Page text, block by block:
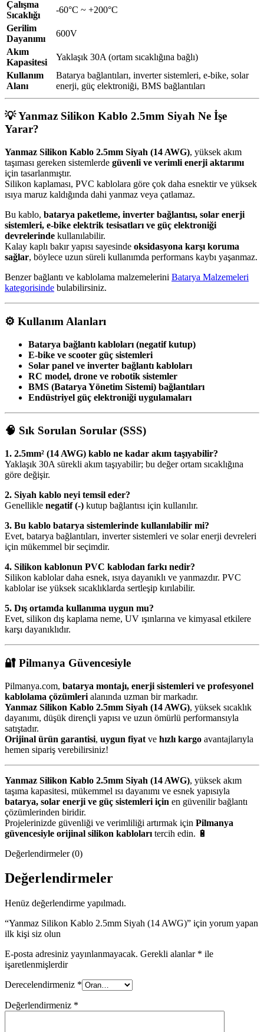
Çalışma
Sıcaklığı
-60°C ~ +200°C
Gerilim
Dayanımı
600V
Akım
Kapasitesi
Yaklaşık 30A (ortam sıcaklığına bağlı)
Kullanım
Alanı
Batarya bağlantıları, inverter sistemleri, e-bike, solar
enerji, güç elektroniği, BMS bağlantıları
💡Yanmaz Silikon Kablo 2.5mm Siyah Ne İşe
Yarar?
Yanmaz Silikon Kablo 2.5mm Siyah (14 AWG), yüksek akım
taşıması gereken sistemlerde güvenli ve verimli enerji aktarımı
için tasarlanmıştır.
Silikon kaplaması, PVC kablolara göre çok daha esnektir ve yüksek
ısıya maruz kaldığında dahi yanmaz veya çatlamaz.
Bu kablo, batarya paketleme, inverter bağlantısı, solar enerji
sistemleri, e-bike elektrik tesisatları ve güç elektroniği
devrelerinde kullanılabilir.
Kalay kaplı bakır yapısı sayesinde oksidasyona karşı koruma
sağlar, böylece uzun süreli kullanımda performans kaybı yaşanmaz.
Benzer bağlantı ve kablolama malzemelerini Batarya Malzemeleri
kategorisinde bulabilirsiniz.
⚙️ Kullanım Alanları
Batarya bağlantı kabloları (negatif kutup)
E-bike ve scooter güç sistemleri
Solar panel ve inverter bağlantı kabloları
RC model, drone ve robotik sistemler
BMS (Batarya Yönetim Sistemi) bağlantıları
Endüstriyel güç elektroniği uygulamaları
🧠 Sık Sorulan Sorular (SSS)
1. 2.5mm² (14 AWG) kablo ne kadar akım taşıyabilir?
Yaklaşık 30A sürekli akım taşıyabilir; bu değer ortam sıcaklığına
göre değişir.
2. Siyah kablo neyi temsil eder?
Genellikle negatif (-) kutup bağlantısı için kullanılır.
3. Bu kablo batarya sistemlerinde kullanılabilir mi?
Evet, batarya bağlantıları, inverter sistemleri ve solar enerji devreleri
için mükemmel bir seçimdir.
4. Silikon kablonun PVC kablodan farkı nedir?
Silikon kablolar daha esnek, ısıya dayanıklı ve yanmazdır. PVC
kablolar ise yüksek sıcaklıklarda sertleşip kırılabilir.
5. Dış ortamda kullanıma uygun mu?
Evet, silikon dış kaplama neme, UV ışınlarına ve kimyasal etkilere
karşı dayanıklıdır.
🔐 Pilmanya Güvencesiyle
Pilmanya.com, batarya montajı, enerji sistemleri ve profesyonel
kablolama çözümleri alanında uzman bir markadır.
Yanmaz Silikon Kablo 2.5mm Siyah (14 AWG), yüksek sıcaklık
dayanımı, düşük dirençli yapısı ve uzun ömürlü performansıyla
satıştadır.
Orijinal ürün garantisi, uygun fiyat ve hızlı kargo avantajlarıyla
hemen sipariş verebilirsiniz!
Yanmaz Silikon Kablo 2.5mm Siyah (14 AWG), yüksek akım
taşıma kapasitesi, mükemmel ısı dayanımı ve esnek yapısıyla
batarya, solar enerji ve güç sistemleri için en güvenilir bağlantı
çözümlerinden biridir.
Projelerinizde güvenliği ve verimliliği artırmak için Pilmanya
güvencesiyle orijinal silikon kabloları tercih edin. 🔋
Değerlendirmeler (0)
Değerlendirmeler
Henüz değerlendirme yapılmadı.
“Yanmaz Silikon Kablo 2.5mm Siyah (14 AWG)” için yorum yapan
ilk kişi siz olun
E-posta adresiniz yayınlanmayacak. Gerekli alanlar * ile
işaretlenmişlerdir
Derecelendirmeniz *
Değerlendirmeniz *